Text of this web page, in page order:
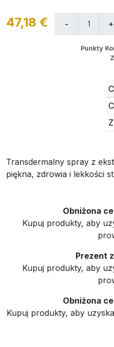
47,18 €
Punkty
Transdermalny spray z
piękna, zdrowia i lekkości
Obniżona
Kupuj produkty, aby
Prezent
Kupuj produkty, aby
Obniżona
Kupuj produkty, aby